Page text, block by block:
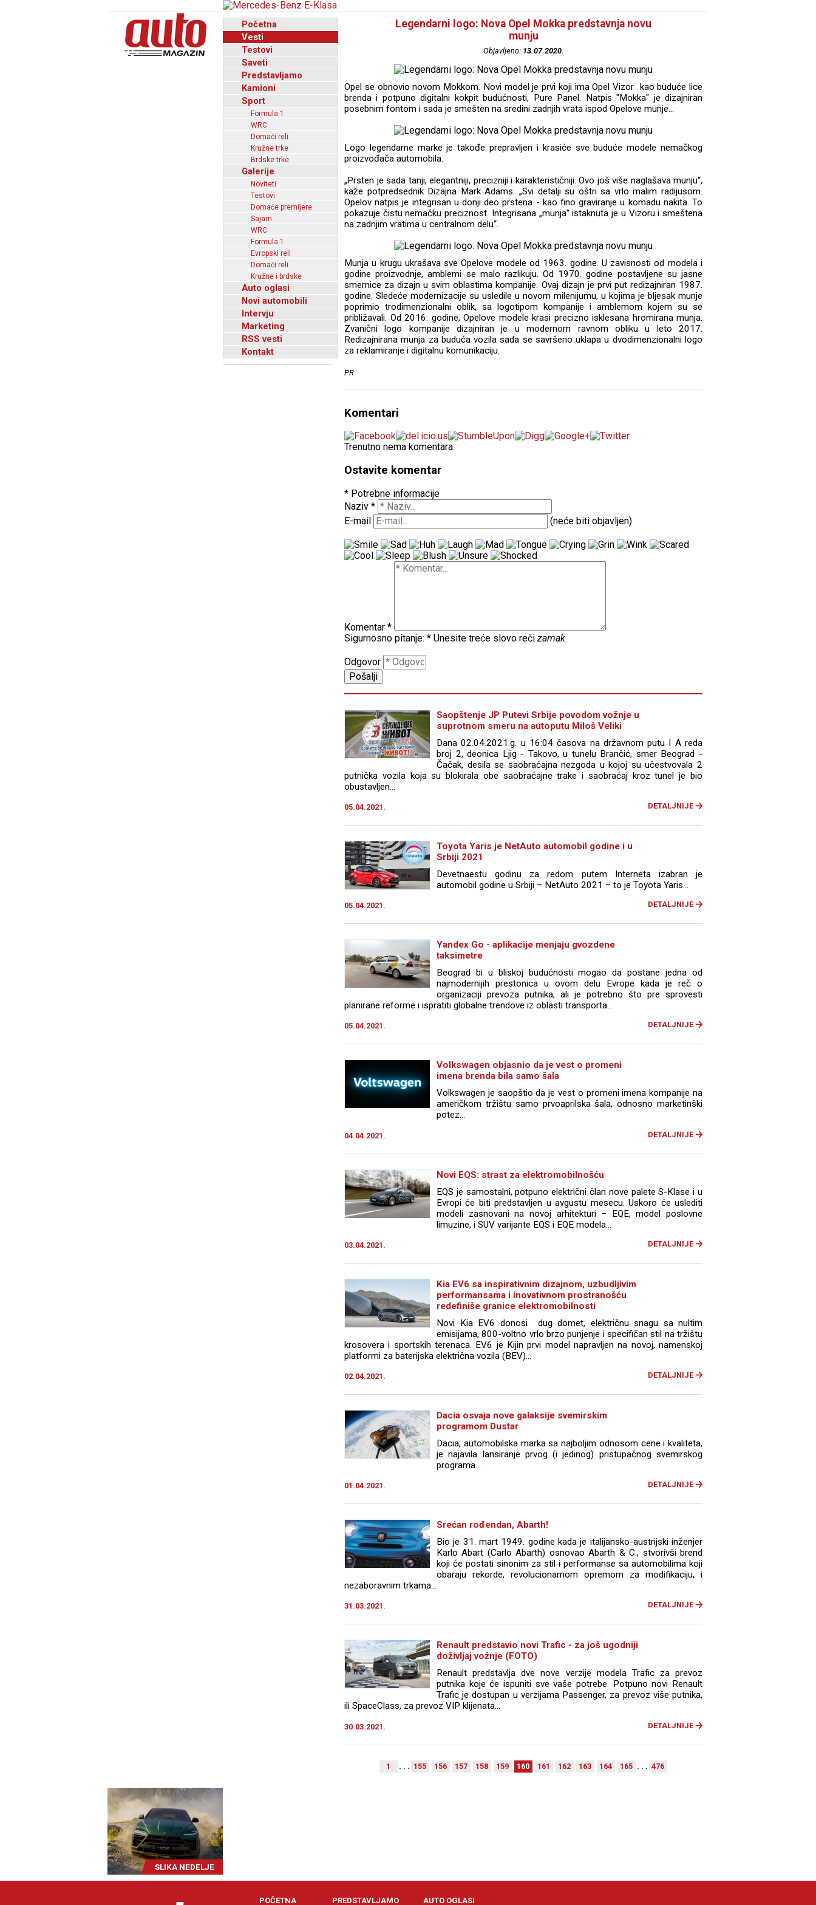
Početna
Vesti
Testovi
Saveti
Predstavljamo
Kamioni
Sport
Formula 1
WRC
Domaći reli
Kružne trke
Brdske trke
Galerije
Noviteti
Testovi
Domaće premijere
Sajam
WRC
Formula 1
Evropski reli
Domaći reli
Kružne i brdske
Auto oglasi
Novi automobili
Intervju
Marketing
RSS vesti
Kontakt
Legendarni logo: Nova Opel Mokka predstavnja novu
munju
Objavljeno: 13.07.2020.
Opel se obnovio novom Mokkom. Novi model je prvi koji ima Opel Vizor kao buduće lice
brenda i potpuno digitalni kokpit budućnosti, Pure Panel. Natpis "Mokka" je dizajniran
posebnim fontom i sada je smešten na sredini zadnjih vrata ispod Opelove munje...
Logo legendarne marke je takođe prepravljen i krasiće sve buduće modele nemačkog
proizvođača automobila.
„Prsten je sada tanji, elegantniji, precizniji i karakterističniji. Ovo još više naglašava munju“,
kaže potpredsednik Dizajna Mark Adams. „Svi detalji su oštri sa vrlo malim radijusom.
Opelov natpis je integrisan u donji deo prstena - kao fino graviranje u komadu nakita. To
pokazuje čistu nemačku preciznost. Integrisana „munja“ istaknuta je u Vizoru i smeštena
na zadnjim vratima u centralnom delu“.
Munja u krugu ukrašava sve Opelove modele od 1963. godine. U zavisnosti od modela i
godine proizvodnje, amblemi se malo razlikuju. Od 1970. godine postavljene su jasne
smernice za dizajn u svim oblastima kompanije. Ovaj dizajn je prvi put redizajniran 1987.
godine. Sledeće modernizacije su usledile u novom milenijumu, u kojima je bljesak munje
poprimio trodimenzionalni oblik, sa logotipom kompanije i amblemom kojem su se
približavali. Od 2016. godine, Opelove modele krasi precizno isklesana hromirana munja.
Zvanični logo kompanije dizajniran je u modernom ravnom obliku u leto 2017.
Redizajnirana munja za buduća vozila sada se savršeno uklapa u dvodimenzionalni logo
za reklamiranje i digitalnu komunikaciju.
PR
Komentari
Trenutno nema komentara.
Ostavite komentar
* Potrebne informacije
Naziv *
E-mail
(neće biti objavljen)
Komentar *
Sigurnosno pitanje: * Unesite treće slovo reči zamak.
Odgovor
Saopštenje JP Putevi Srbije povodom vožnje u
suprotnom smeru na autoputu Miloš Veliki
Dana 02.04.2021.g. u 16:04 časova na državnom putu I A reda
broj 2, deonica Ljig - Takovo, u tunelu Brančić, smer Beograd -
Čačak, desila se saobraćajna nezgoda u kojoj su učestvovala 2
putnička vozila koja su blokirala obe saobraćajne trake i saobraćaj kroz tunel je bio
obustavljen...
05.04.2021. DETALJNIJE
Toyota Yaris je NetAuto automobil godine i u
Srbiji 2021
Devetnaestu godinu za redom putem Interneta izabran je
automobil godine u Srbiji – NetAuto 2021 – to je Toyota Yaris...
05.04.2021. DETALJNIJE
Yandex Go - aplikacije menjaju gvozdene
taksimetre
Beograd bi u bliskoj budućnosti mogao da postane jedna od
najmodernijih prestonica u ovom delu Evrope kada je reč o
organizaciji prevoza putnika, ali je potrebno što pre sprovesti
planirane reforme i ispratiti globalne trendove iz oblasti transporta...
05.04.2021. DETALJNIJE
Volkswagen objasnio da je vest o promeni
imena brenda bila samo šala
Volkswagen je saopštio da je vest o promeni imena kompanije na
američkom tržištu samo prvoaprilska šala, odnosno marketinški
potez...
04.04.2021. DETALJNIJE
Novi EQS: strast za elektromobilnošću
EQS je samostalni, potpuno električni član nove palete S-Klase i u
Evropi će biti predstavljen u avgustu mesecu. Uskoro će uslediti
modeli zasnovani na novoj arhitekturi – EQE, model poslovne
limuzine, i SUV varijante EQS i EQE modela...
03.04.2021. DETALJNIJE
Kia EV6 sa inspirativnim dizajnom, uzbudljivim
performansama i inovativnom prostranošću
redefiniše granice elektromobilnosti
Novi Kia EV6 donosi dug domet, električnu snagu sa nultim
emisijama, 800-voltno vrlo brzo punjenje i specifičan stil na tržištu
krosovera i sportskih terenaca. EV6 je Kijin prvi model napravljen na novoj, namenskoj
platformi za baterijska električna vozila (BEV)...
02.04.2021. DETALJNIJE
Dacia osvaja nove galaksije svemirskim
programom Dustar
Dacia, automobilska marka sa najboljim odnosom cene i kvaliteta,
je najavila lansiranje prvog (i jedinog) pristupačnog svemirskog
programa...
01.04.2021. DETALJNIJE
Srećan rođendan, Abarth!
Bio je 31. mart 1949. godine kada je italijansko-austrijski inženjer
Karlo Abart (Carlo Abarth) osnovao Abarth & C., stvorivši brend
koji će postati sinonim za stil i performanse sa automobilima koji
obaraju rekorde, revolucionarnom opremom za modifikaciju, i
nezaboravnim trkama...
31.03.2021. DETALJNIJE
Renault predstavio novi Trafic - za još ugodniji
doživljaj vožnje (FOTO)
Renault predstavlja dve nove verzije modela Trafic za prevoz
putnika koje će ispuniti sve vaše potrebe. Potpuno novi Renault
Trafic je dostupan u verzijama Passenger, za prevoz više putnika,
ili SpaceClass, za prevoz VIP klijenata...
30.03.2021. DETALJNIJE
1 . . . 155 156 157 158 159 160 161 162 163 164 165 . . . 476
SLIKA NEDELJE
POČETNA PREDSTAVLJAMO AUTO OGLASI